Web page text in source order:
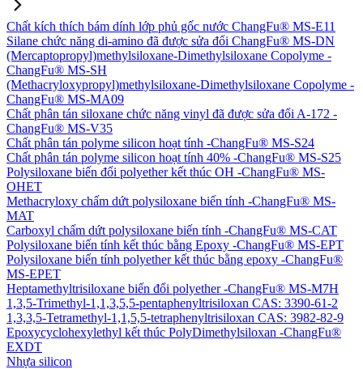
Chất kích thích bám dính lớp phủ gốc nước ChangFu® MS-E11
Silane chức năng di-amino đã được sửa đổi ChangFu® MS-DN
(Mercaptopropyl)methylsiloxane-Dimethylsiloxane Copolyme -
ChangFu® MS-SH
(Methacryloxypropyl)methylsiloxane-Dimethylsiloxane Copolyme -
ChangFu® MS-MA09
Chất phân tán siloxane chức năng vinyl đã được sửa đổi A-172 -
ChangFu® MS-V35
Chất phân tán polyme silicon hoạt tính -ChangFu® MS-S24
Chất phân tán polyme silicon hoạt tính 40% -ChangFu® MS-S25
Polysiloxane biến đổi polyether kết thúc OH -ChangFu® MS-
OHET
Methacryloxy chấm dứt polysiloxane biến tính -ChangFu® MS-
MAT
Carboxyl chấm dứt polysiloxane biến tính -ChangFu® MS-CAT
Polysiloxane biến tính kết thúc bằng Epoxy -ChangFu® MS-EPT
Polysiloxane biến tính polyether kết thúc bằng epoxy -ChangFu®
MS-EPET
Heptamethyltrisiloxane biến đổi polyether -ChangFu® MS-M7H
1,3,5-Trimethyl-1,1,3,5,5-pentaphenyltrisiloxan CAS: 3390-61-2
1,3,3,5-Tetramethyl-1,1,5,5-tetraphenyltrisiloxan CAS: 3982-82-9
Epoxycyclohexylethyl kết thúc PolyDimethylsiloxan -ChangFu®
EXDT
Nhựa silicon